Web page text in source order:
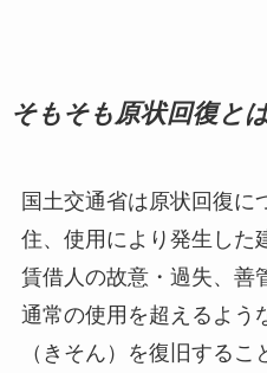
そもそも原状回復と
国土交通省は原状回復に
住、使用により発生した
賃借人の故意・過失、善
通常の使用を超えるよう
（きそん）を復旧するこ